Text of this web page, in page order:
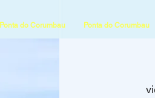
Ponta do Corumbau Ponta do Corumbau